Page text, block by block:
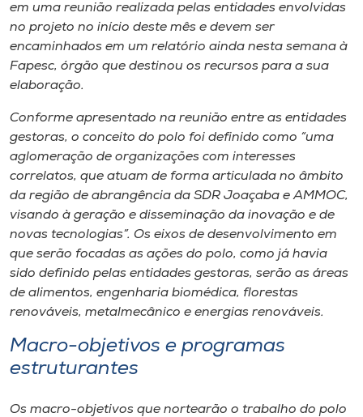
Store
A+
A-
em uma reunião realizada pelas entidades envolvidas
no projeto no início deste mês e devem ser
encaminhados em um relatório ainda nesta semana à
Fapesc, órgão que destinou os recursos para a sua
elaboração.
Conforme apresentado na reunião entre as entidades
gestoras, o conceito do polo foi definido como “uma
aglomeração de organizações com interesses
correlatos, que atuam de forma articulada no âmbito
da região de abrangência da SDR Joaçaba e AMMOC,
visando à geração e disseminação da inovação e de
novas tecnologias”. Os eixos de desenvolvimento em
que serão focadas as ações do polo, como já havia
sido definido pelas entidades gestoras, serão as áreas
de alimentos, engenharia biomédica, florestas
renováveis, metalmecânico e energias renováveis.
Macro-objetivos e programas
estruturantes
Os macro-objetivos que nortearão o trabalho do polo